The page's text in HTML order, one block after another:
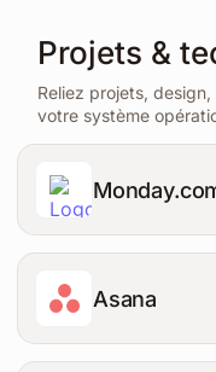
Projets &
Reliez projets,
votre système
Asana